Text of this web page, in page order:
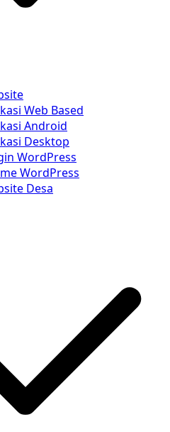
Web Based
Android
Desktop
WordPress
WordPress
Desa